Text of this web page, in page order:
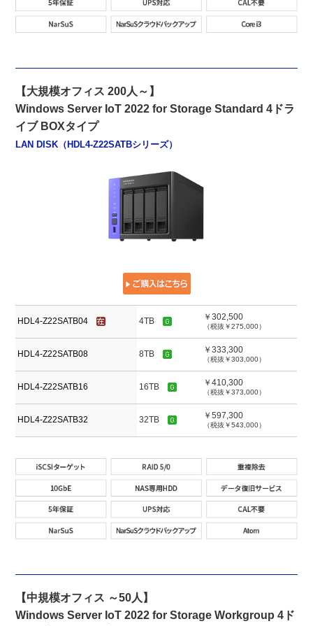
【大規模オフィス 200人～】
Windows Server IoT 2022 for Storage Standard 4ドラ
イブ BOXタイプ
LAN DISK（HDL4-Z22SATBシリーズ）
HDL4-Z22SATB04 4TB ￥302,500
（税抜￥275,000）
HDL4-Z22SATB08 8TB ￥333,300
（税抜￥303,000）
HDL4-Z22SATB16 16TB ￥410,300
（税抜￥373,000）
HDL4-Z22SATB32 32TB ￥597,300
（税抜￥543,000）
【中規模オフィス ～50人】
Windows Server IoT 2022 for Storage Workgroup 4ド